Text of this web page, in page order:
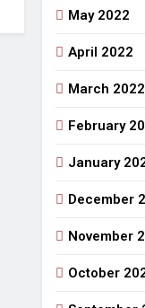
May 2022
April 2022
March 2022
February
January
December
November
October